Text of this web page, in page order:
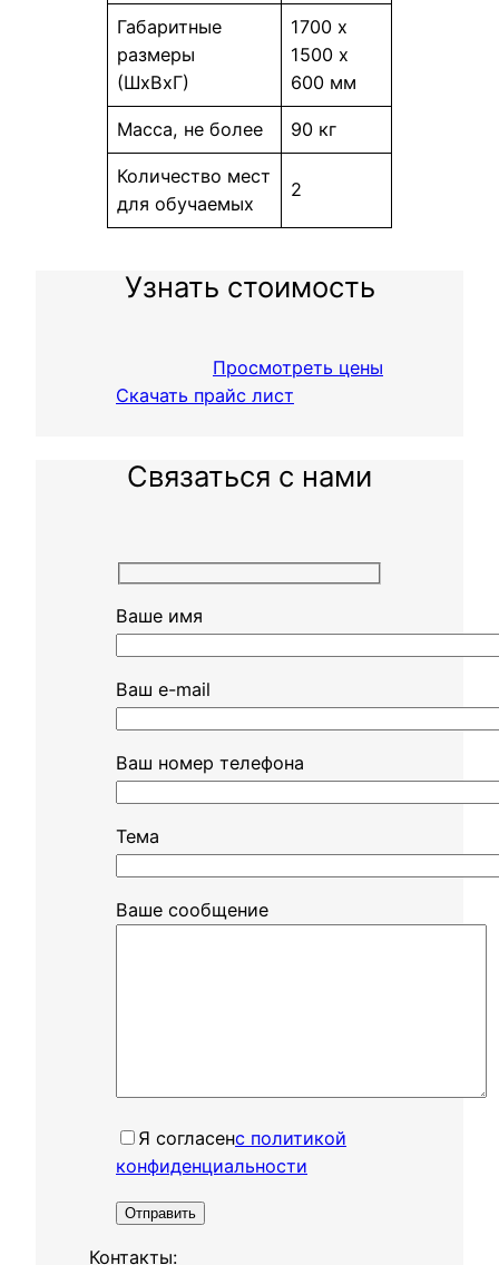
Габаритные
размеры
(ШхВхГ)
1700 х
1500 х
600 мм
Масса, не более 90 кг
Количество мест
для обучаемых
2
Узнать стоимость
Просмотреть цены
Скачать прайс лист
Связаться с нами
Ваше имя
Ваш e-mail
Ваш номер телефона
Тема
Ваше сообщение
Я согласенㅤс политикой
конфиденциальности
Контакты: